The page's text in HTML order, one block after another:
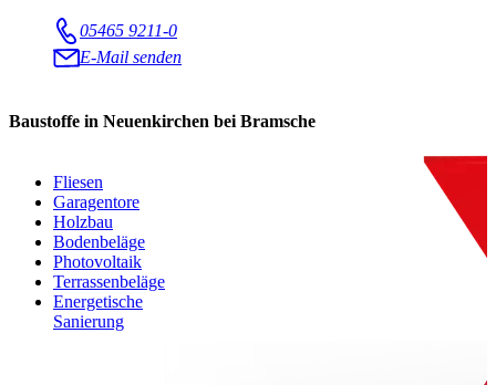
05465 9211-0
E-Mail senden
Baustoffe in Neuenkirchen bei Bramsche
Fliesen
Garagentore
Holzbau
Bodenbeläge
Photovoltaik
Terrassenbeläge
Energetische
Sanierung